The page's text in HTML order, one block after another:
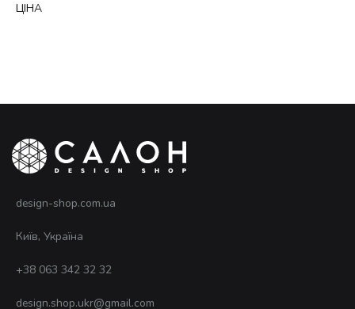
ЦІНА
design-shop.com.ua
Київ, Україна
+38 063 342 32 32
design.shop.ukr@gmail.com